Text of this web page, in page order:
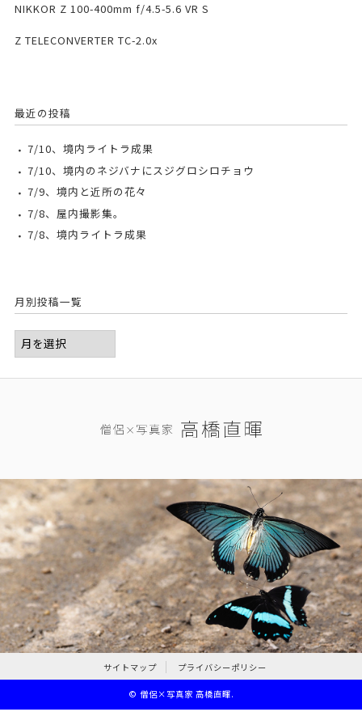
NIKKOR Z 100-400mm f/4.5-5.6 VR S
Z TELECONVERTER TC-2.0x
最近の投稿
7/10、境内ライトラ成果
7/10、境内のネジバナにスジグロシロチョウ
7/9、境内と近所の花々
7/8、屋内撮影集。
7/8、境内ライトラ成果
月別投稿一覧
サイトマップ プライバシーポリシー
© 僧侶×写真家 高橋直暉.